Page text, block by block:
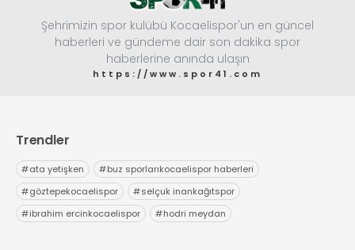
Şehrimizin spor kulübü Kocaelispor'un en güncel
haberleri ve gündeme dair son dakika spor
haberlerine anında ulaşın
https://www.spor41.com
Trendler
#ata yetişken #buz sporlarıkocaelispor haberleri
#göztepekocaelispor #selçuk inankağıtspor
#ibrahim ercinkocaelispor #hodri meydan